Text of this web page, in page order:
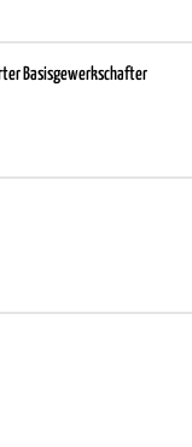
Basisgewerkschafter